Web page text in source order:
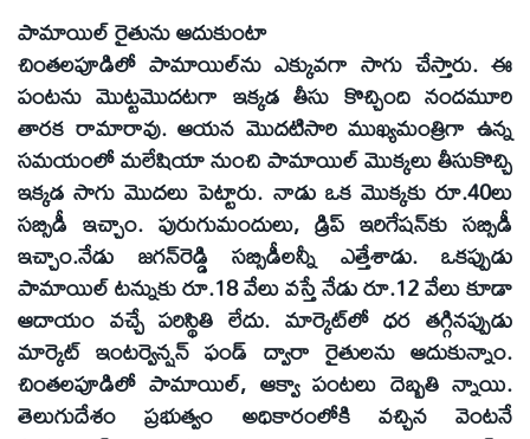
పామాయిల్‌ రైతును ఆదుకుంటా
చింతలపూడిలో పామాయిల్‌ను ఎక్కువగా సాగు చేస్తారు. ఈ
పంటను మొట్టమొదటగా ఇక్కడ తీసు కొచ్చింది నందమూరి
తారక రామారావు. ఆయన మొదటిసారి ముఖ్యమంత్రిగా ఉన్న
సమయంలో మలేషియా నుంచి పామాయిల్‌ మొక్కలు తీసుకొచ్చి
ఇక్కడ సాగు మొదలు పెట్టారు. నాడు ఒక మొక్కకు రూ.40లు
సబ్సిడీ ఇచ్చాం. పురుగుమందులు, డ్రిప్‌ ఇరిగేషన్‌కు సబ్సిడీ
ఇచ్చాం.నేడు జగన్‌రెడ్డి సబ్సిడీలన్నీ ఎత్తేశాడు. ఒకప్పుడు
పామాయిల్‌ టన్నుకు రూ.18 వేలు వస్తే నేడు రూ.12 వేలు కూడా
ఆదాయం వచ్చే పరిస్థితి లేదు. మార్కెట్‌లో ధర తగ్గినప్పుడు
మార్కెట్‌ ఇంటర్వెన్షన్‌ ఫండ్‌ ద్వారా రైతులను ఆదుకున్నాం.
చింతలపూడిలో పామాయిల్‌, ఆక్వా పంటలు దెబ్బతి న్నాయి.
తెలుగుదేశం ప్రభుత్వం అధికారంలోకి వచ్చిన వెంటనే